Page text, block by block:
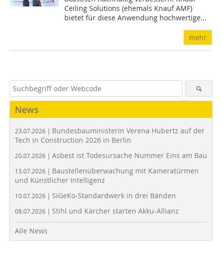
Ceiling Solutions (ehemals Knauf AMF)
bietet für diese Anwendung hochwertige...
mehr
News
23.07.2026 | Bundesbauministerin Verena Hubertz auf der
Tech in Construction 2026 in Berlin
20.07.2026 | Asbest ist Todesursache Nummer Eins am Bau
13.07.2026 | Baustellenüberwachung mit Kameratürmen
und Künstlicher Intelligenz
10.07.2026 | SiGeKo-Standardwerk in drei Bänden
08.07.2026 | Stihl und Kärcher starten Akku-Allianz
Alle News